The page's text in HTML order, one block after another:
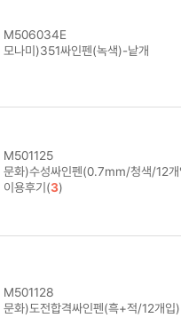
M506034E
모나미)351싸인펜(녹색)-낱개
M501125
문화)수성싸인펜(0.7mm/청색/12
이용후기(3)
M501128
문화)도전합격싸인펜(흑+적/12개입)